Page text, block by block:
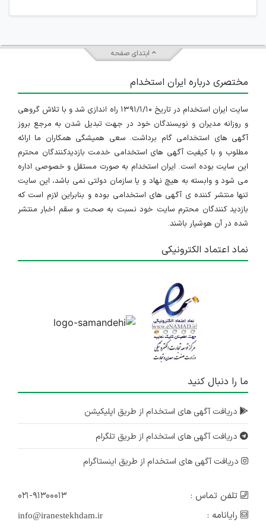
ابتدای صفحه
مختصری درباره ایران استخدام
سایت ایران استخدام در تاریخ ۱۳۹۱/۱/۱۰ راه اندازی شد و با تلاش گروهی
و روزانه مدیران و نویسندگان خود در جهت تبدیل شدن به مرجع بروز
آگهی های استخدامی گام برداشت. سعی همیشگی همکاران ما ارائه
مطلوب و با کیفیت آگهی های استخدامی خدمت بازدیدکنندگان محترم
این سایت بوده است. ایران استخدام به صورت مستقل و خصوصی اداره
می شود و وابسته به هیچ نهاد و یا سازمان دولتی نمی باشد، این سایت
تنها منتشر کننده ی آگهی های استخدامی بوده و بنابراین لازم است که
بازدید کنندگان محترم سایت خود نسبت به صحت و سقم اخبار منتشر
شده در آن هوشیار باشند.
نماد اعتماد الکترونیکی
ما را دنبال کنید
دریافت آگهی های استخدام از طریق اپلیکیشن
دریافت آگهی های استخدام از طریق تلگرام
دریافت آگهی های استخدام از طریق اینستاگرام
تلفن تماس :
۰۲۱-۹۱۳۰۰۰۱۳
رایانامه :
info@iranestekhdam.ir